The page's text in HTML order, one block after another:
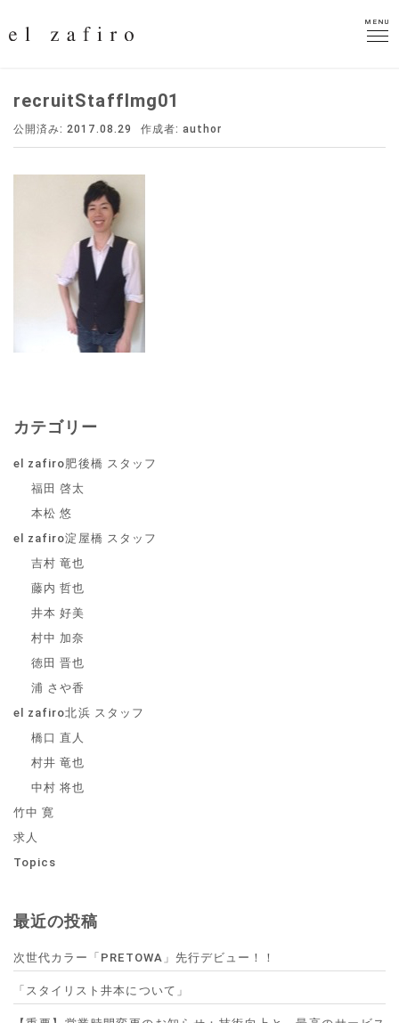
MENU
MENU
recruitStaffImg01
公開済み: 2017.08.29 作成者:author
カテゴリー
el zafiro肥後橋 スタッフ
福田 啓太
本松 悠
el zafiro淀屋橋 スタッフ
吉村 竜也
藤内 哲也
井本 好美
村中 加奈
徳田 晋也
浦 さや香
el zafiro北浜 スタッフ
橋口 直人
村井 竜也
中村 将也
竹中 寛
求人
Topics
最近の投稿
次世代カラー「PRETOWA」先行デビュー！！
「スタイリスト井本について」